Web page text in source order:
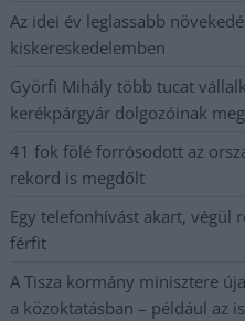
Az idei év leglassabb
kiskereskedelemben
Györfi Mihály több tucat
kerékpárgyár dolgozóinak
41 fok fölé forrósodott az
rekord is megdőlt
Egy telefonhívást akart, végül
férfit
A Tisza kormány minisztere
a közoktatásban – például az